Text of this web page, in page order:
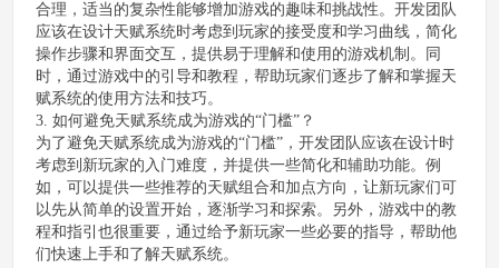
合理，适当的复杂性能够增加游戏的趣味和挑战性。开发团队
应该在设计天赋系统时考虑到玩家的接受度和学习曲线，简化
操作步骤和界面交互，提供易于理解和使用的游戏机制。同
时，通过游戏中的引导和教程，帮助玩家们逐步了解和掌握天
赋系统的使用方法和技巧。
3. 如何避免天赋系统成为游戏的“门槛”？
为了避免天赋系统成为游戏的“门槛”，开发团队应该在设计时
考虑到新玩家的入门难度，并提供一些简化和辅助功能。例
如，可以提供一些推荐的天赋组合和加点方向，让新玩家们可
以先从简单的设置开始，逐渐学习和探索。另外，游戏中的教
程和指引也很重要，通过给予新玩家一些必要的指导，帮助他
们快速上手和了解天赋系统。